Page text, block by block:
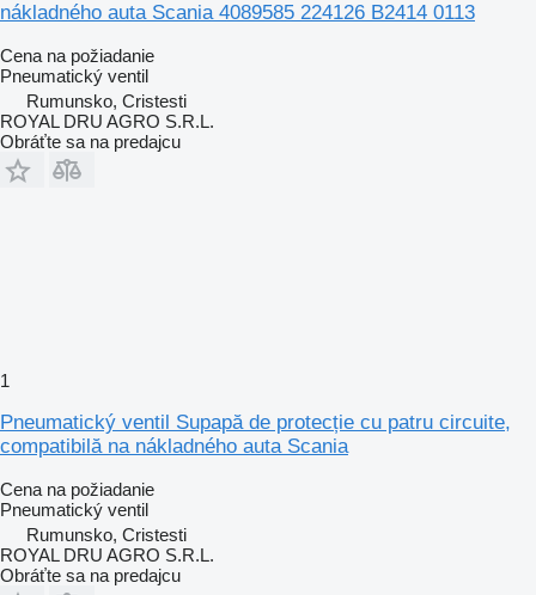
nákladného auta Scania 4089585 224126 B2414 0113
Cena na požiadanie
Pneumatický ventil
Rumunsko, Cristesti
ROYAL DRU AGRO S.R.L.
Obráťte sa na predajcu
1
Pneumatický ventil Supapă de protecție cu patru circuite,
compatibilă na nákladného auta Scania
Cena na požiadanie
Pneumatický ventil
Rumunsko, Cristesti
ROYAL DRU AGRO S.R.L.
Obráťte sa na predajcu